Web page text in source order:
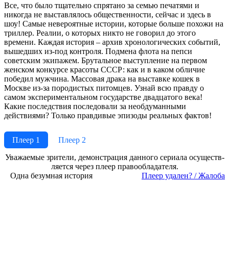
Все, что было тщательно спрятано за семью печатями и
никогда не выставлялось общественности, сейчас и здесь в
шоу! Самые невероятные истории, которые больше похожи на
триллер. Реалии, о которых никто не говорил до этого
времени. Каждая история – архив хронологических событий,
вышедших из-под контроля. Подмена флота на пепси
советским экипажем. Брутальное выступление на первом
женском конкурсе красоты СССР: как и в каком обличие
победил мужчина. Массовая драка на выставке кошек в
Москве из-за породистых питомцев. Узнай всю правду о
самом экспериментальном государстве двадцатого века!
Какие последствия последовали за необдуманными
действиями? Только правдивые эпизоды реальных фактов!
Плеер 1
Плеер 2
Ува­жае­мые зри­те­ли, де­мон­ст­ра­ция дан­но­го се­риа­ла осу­ще­ст­в­
ля­ет­ся че­рез пле­ер пра­во­об­ла­да­те­ля.
Одна безумная история
Пле­ер уда­лен? / Жа­ло­ба